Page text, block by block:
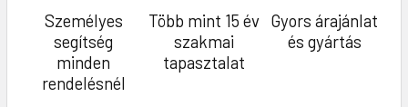
Személyes
segítség
minden
rendelésnél
Több mint 15 év
szakmai
tapasztalat
Gyors árajánlat
és gyártás